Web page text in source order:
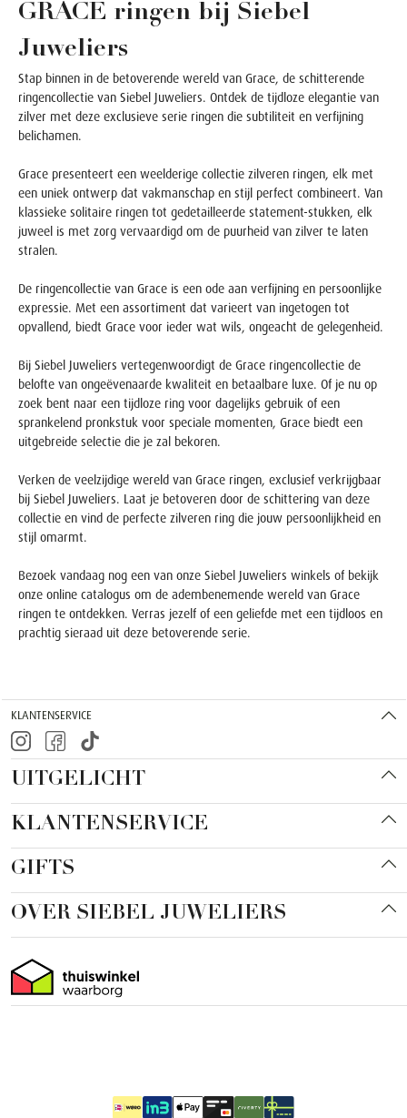
GRACE ringen bij Siebel
Juweliers
Stap binnen in de betoverende wereld van Grace, de schitterende
ringencollectie van Siebel Juweliers. Ontdek de tijdloze elegantie van
zilver met deze exclusieve serie ringen die subtiliteit en verfijning
belichamen.
Grace presenteert een weelderige collectie zilveren ringen, elk met
een uniek ontwerp dat vakmanschap en stijl perfect combineert. Van
klassieke solitaire ringen tot gedetailleerde statement-stukken, elk
juweel is met zorg vervaardigd om de puurheid van zilver te laten
stralen.
De ringencollectie van Grace is een ode aan verfijning en persoonlijke
expressie. Met een assortiment dat varieert van ingetogen tot
opvallend, biedt Grace voor ieder wat wils, ongeacht de gelegenheid.
Bij Siebel Juweliers vertegenwoordigt de Grace ringencollectie de
belofte van ongeëvenaarde kwaliteit en betaalbare luxe. Of je nu op
zoek bent naar een tijdloze ring voor dagelijks gebruik of een
sprankelend pronkstuk voor speciale momenten, Grace biedt een
uitgebreide selectie die je zal bekoren.
Verken de veelzijdige wereld van Grace ringen, exclusief verkrijgbaar
bij Siebel Juweliers. Laat je betoveren door de schittering van deze
collectie en vind de perfecte zilveren ring die jouw persoonlijkheid en
stijl omarmt.
Bezoek vandaag nog een van onze Siebel Juweliers winkels of bekijk
onze online catalogus om de adembenemende wereld van Grace
ringen te ontdekken. Verras jezelf of een geliefde met een tijdloos en
prachtig sieraad uit deze betoverende serie.
KLANTENSERVICE
UITGELICHT
KLANTENSERVICE
GIFTS
OVER SIEBEL JUWELIERS